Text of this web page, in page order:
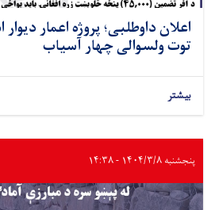
اعلان داوطلبی؛ پروژه اعمار
توت ولسوالی چهار آسیاب
بیشتر
پنجشنبه ۱۴۰۴/۳/۸ - ۱۴:۳۸